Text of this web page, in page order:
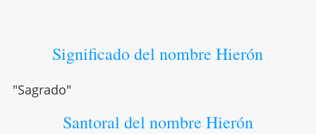
Significado del nombre Hierón
"Sagrado"
Santoral del nombre Hierón